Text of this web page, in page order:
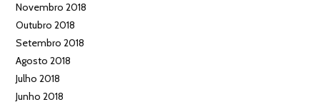
Novembro 2018
Outubro 2018
Setembro 2018
Agosto 2018
Julho 2018
Junho 2018